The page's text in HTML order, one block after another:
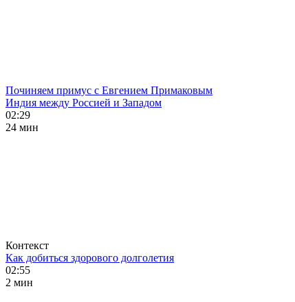
Починяем примус с Евгением Примаковым
Индия между Россией и Западом
02:29
24 мин
Контекст
Как добиться здорового долголетия
02:55
2 мин